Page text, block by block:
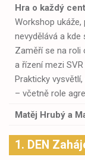
Hra o každý
Workshop
nevydělává a
Zaměří se na roli
a řízení mezi
Prakticky
– včetně role
Matěj Hrubý a
1. DEN